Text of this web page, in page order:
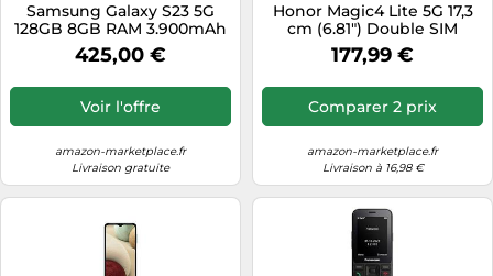
Samsung Galaxy S23 5G
128GB 8GB RAM 3.900mAh
Akku Lavendel AI Handy
Android Smartphone ohne
425,00 €
Voir l'offre
amazon-marketplace.fr
Livraison gratuite
Honor Magic4 Lite 5G 17,3
cm (6.81") Double SIM
Android 11 USB Type-C 6 Go
128 Go 4800 mAh Noir
177,99 €
Comparer 2 prix
amazon-marketplace.fr
Livraison à 16,98 €